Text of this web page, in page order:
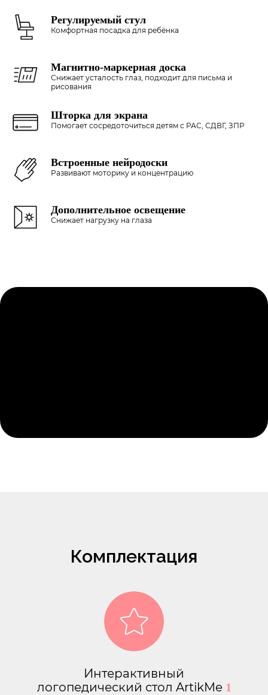
Регулируемый стул
Комфортная посадка для ребёнка
Магнитно-маркерная доска
Снижает усталость глаз, подходит для письма и
рисования
Шторка для экрана
Помогает сосредоточиться детям с РАС, СДВГ, ЗПР
Встроенные нейродоски
Развивают моторику и концентрацию
Дополнительное освещение
Снижает нагрузку на глаза
Комплектация
Интерактивный
логопедический стол ArtikMe 1